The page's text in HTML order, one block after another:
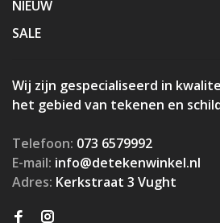
NIEUW
SALE
Wij zijn gespecialiseerd in
het gebied van tekenen en
Telefoon: 073 6579992
E-mail: info@detekenwinkel.nl
Adres: Kerkstraat 3 Vught